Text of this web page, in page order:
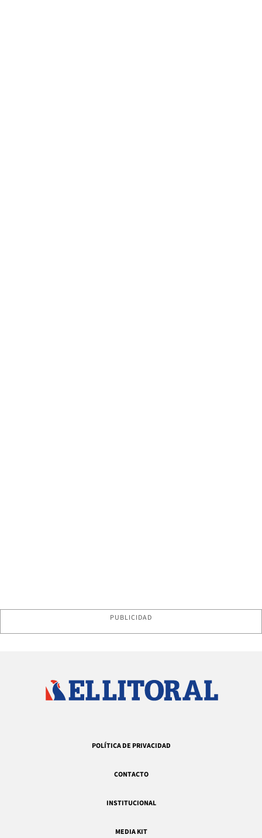
PUBLICIDAD
POLÍTICA DE PRIVACIDAD
CONTACTO
INSTITUCIONAL
MEDIA KIT